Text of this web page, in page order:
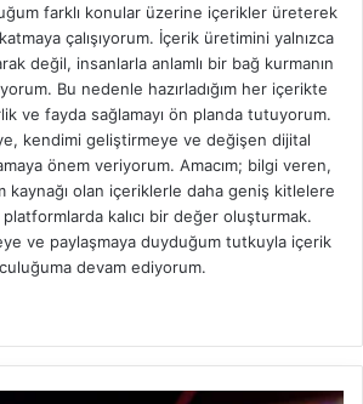
farklı konular üzerine içerikler üreterek
çalışıyorum. İçerik üretimini yalnızca
değil, insanlarla anlamlı bir bağ kurmanın
Bu nedenle hazırladığım her içerikte
ve fayda sağlamayı ön planda tutuyorum.
kendimi geliştirmeye ve değişen dijital
önem veriyorum. Amacım; bilgi veren,
kaynağı olan içeriklerle daha geniş kitlelere
kalıcı bir değer oluşturmak.
ve paylaşmaya duyduğum tutkuyla içerik
devam ediyorum.
b
s